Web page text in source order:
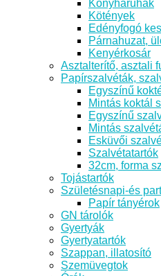
Konyharuhák
Kötények
Edényfogó
Párnahuzat,
Kenyérkosár
Asztalterítő, asztali
Papírszalvéták,
Egyszínű
Mintás koktál
Egyszínű
Mintás
Esküvői
Szalvétatartók
32cm, forma
Tojástartók
Születésnapi-és
Papír tányérok
GN tárolók
Gyertyák
Gyertyatartók
Szappan, illatosító
Szemüvegtok